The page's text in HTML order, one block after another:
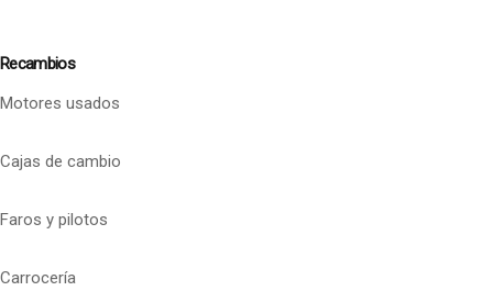
Recambios
Motores usados
Cajas de cambio
Faros y pilotos
Carrocería